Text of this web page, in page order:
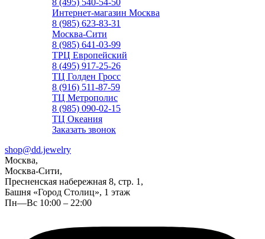
8 (495) 540-54-50
Интернет-магазин Москва
8 (985) 623-83-31
Москва-Сити
8 (985) 641-03-99
ТРЦ Европейский
8 (495) 917-25-26
ТЦ Голден Гросс
8 (916) 511-87-59
ТЦ Метрополис
8 (985) 090-02-15
ТЦ Океания
Заказать звонок
shop@dd.jewelry
Москва,
Москва-Сити,
Пресненская набережная 8, стр. 1,
Башня «Город Столиц», 1 этаж
Пн—Вс 10:00 – 22:00